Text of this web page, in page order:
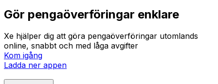
Gör pengaöverföringar enklare
Xe hjälper dig att göra pengaöverföringar utomlands
online, snabbt och med låga avgifter
Kom igång
Ladda ner appen